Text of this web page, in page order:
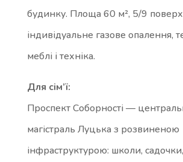
будинку. Площа 60 м², 5/9
індивідуальне газове опалення,
меблі і техніка.
Для сім’ї:
Проспект Соборності —
магістраль Луцька з розвиненою
інфраструктурою: школи,